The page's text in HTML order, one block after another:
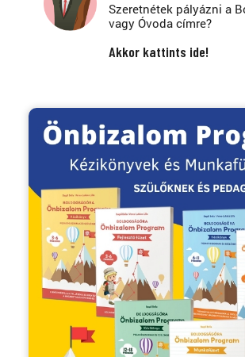
Szeretnétek pályázni a
vagy Óvoda címre?
Akkor kattints ide!